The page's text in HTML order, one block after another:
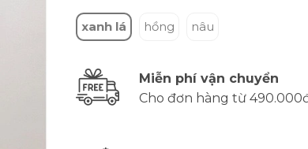
xanh lá hồng nâu
Miễn phí vận chuyển
Cho đơn hàng từ